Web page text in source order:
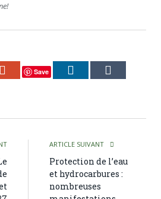
Google+
Save LinkedIn
ARTICLE SUIVANT
Protection de l’eau
et hydrocarbures :
nombreuses